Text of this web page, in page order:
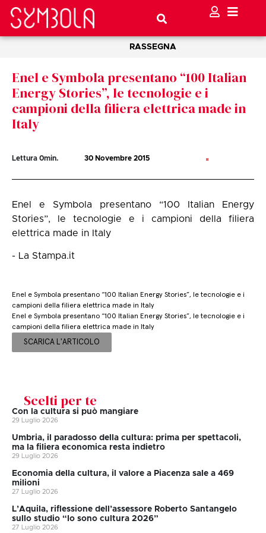
RASSEGNA
Enel e Symbola presentano “100 Italian
Energy Stories”, le tecnologie e i
campioni della filiera elettrica made in
Italy
Lettura 0min. 30 Novembre 2015
Enel e Symbola presentano “100 Italian Energy
Stories”, le tecnologie e i campioni della filiera
elettrica made in Italy
- La Stampa.it
Enel e Symbola presentano “100 Italian Energy Stories”, le tecnologie e i
campioni della filiera elettrica made in Italy
Enel e Symbola presentano “100 Italian Energy Stories”, le tecnologie e i
campioni della filiera elettrica made in Italy
SCARICA L'ARTICOLO
Scelti per te
Con la cultura si può mangiare
29 Luglio 2026
Umbria, il paradosso della cultura: prima per spettacoli,
ma la filiera economica resta indietro
29 Luglio 2026
Economia della cultura, il valore a Piacenza sale a 469
milioni
27 Luglio 2026
L’Aquila, riflessione dell’assessore Roberto Santangelo
sullo studio “Io sono cultura 2026”
27 Luglio 2026